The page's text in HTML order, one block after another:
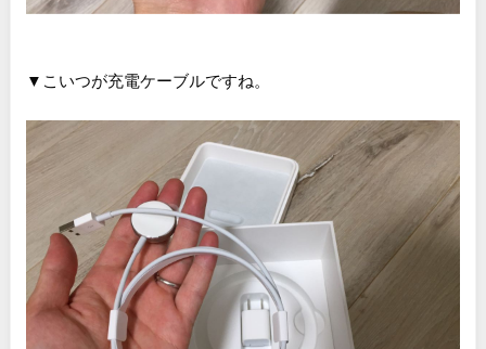
▼こいつが充電ケーブルですね。